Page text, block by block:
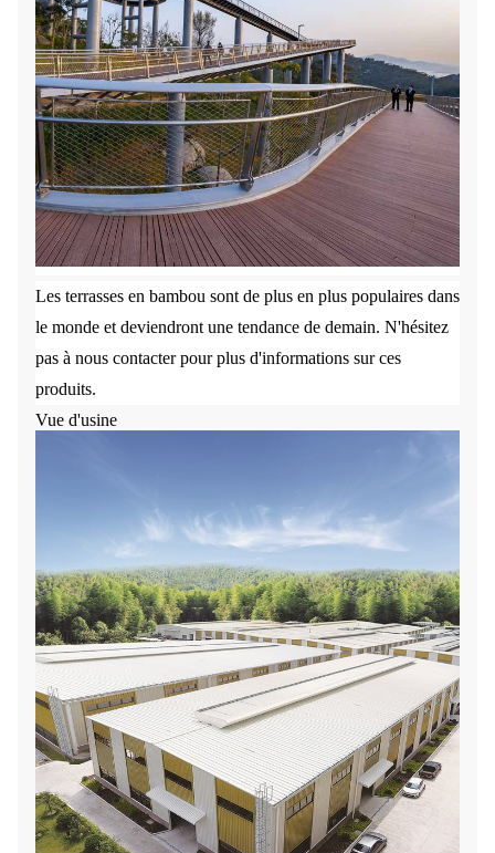
Les terrasses en bambou sont de plus en plus populaires dans
le monde et deviendront une tendance de demain. N'hésitez
pas à nous contacter pour plus d'informations sur ces
produits.
Vue d'usine